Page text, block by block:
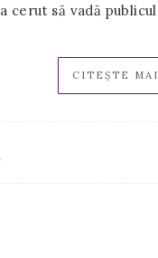
cerut să vadă
CITEȘTE